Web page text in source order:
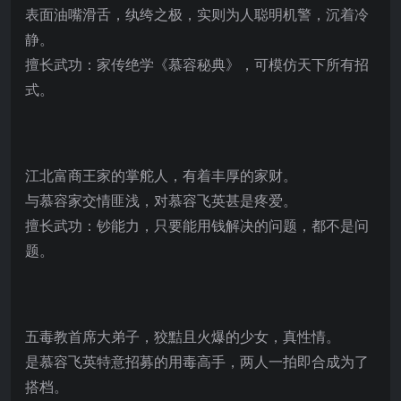
表面油嘴滑舌，纨绔之极，实则为人聪明机警，沉着冷
静。
擅长武功：家传绝学《慕容秘典》，可模仿天下所有招
式。
江北富商王家的掌舵人，有着丰厚的家财。
与慕容家交情匪浅，对慕容飞英甚是疼爱。
擅长武功：钞能力，只要能用钱解决的问题，都不是问
题。
五毒教首席大弟子，狡黠且火爆的少女，真性情。
是慕容飞英特意招募的用毒高手，两人一拍即合成为了
搭档。